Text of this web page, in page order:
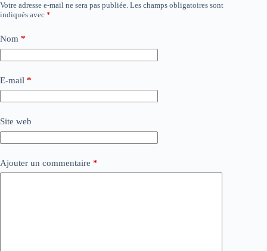
Votre adresse e-mail ne sera pas publiée. Les champs obligatoires sont
indiqués avec *
Nom *
E-mail *
Site web
Ajouter un commentaire *